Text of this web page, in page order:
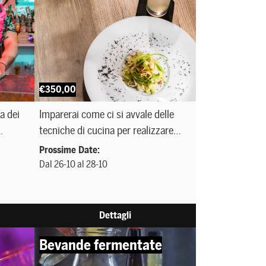
dei
€350,00
Imparerai come ci si avvale delle
tecniche di cucina per realizzare
piatti unici, con materie prime del
territorio, da abbinare ai tuoi
Prossime Date:
Dal 26-10 al 28-10
Dettagli
Bevande fermentate